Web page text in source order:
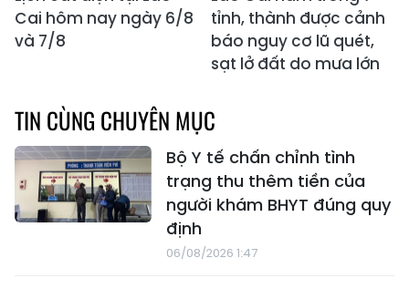
Cai hôm nay ngày 6/8
và 7/8
tỉnh, thành được cảnh
báo nguy cơ lũ quét,
sạt lở đất do mưa lớn
TIN CÙNG CHUYÊN MỤC
Bộ Y tế chấn chỉnh tình
trạng thu thêm tiền của
người khám BHYT đúng quy
định
06/08/2026 1:47